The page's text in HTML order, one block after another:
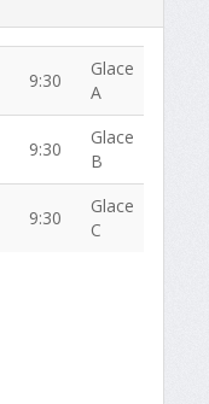
9:30
Glace
A
9:30
Glace
B
9:30
Glace
C